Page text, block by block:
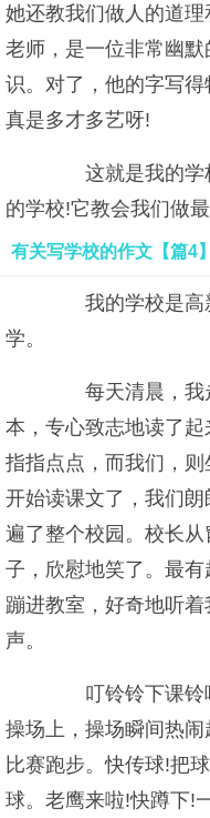
她还教我们做人的道
老师，是一位非常幽
识。对了，他的字写得
真是多才多艺呀!
这就是我的学
的学校!它教会我们做
有关写学校的作文【篇4】
我的学校是高
学。
每天清晨，我
本，专心致志地读了
指指点点，而我们，则
开始读课文了，我们
遍了整个校园。校长
子，欣慰地笑了。最
蹦进教室，好奇地听
声。
叮铃铃下课铃
操场上，操场瞬间热
比赛跑步。快传球!把
球。老鹰来啦!快蹲下!